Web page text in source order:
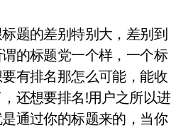
题的差别特别大，差别到
的标题党一个样，一个标
有排名那怎么可能，能收
还想要排名!用户之所以进
通过你的标题来的，当你